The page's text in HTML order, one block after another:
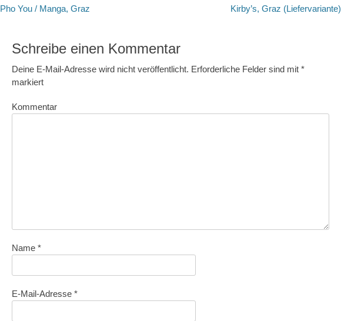
Vorheriger
Pho You / Manga, Graz Kirby’s, Graz (Liefervariante)
Schreibe einen Kommentar
Deine E-Mail-Adresse wird nicht veröffentlicht. Erforderliche Felder sind mit *
markiert
Kommentar
Name *
E-Mail-Adresse *